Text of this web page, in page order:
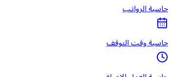
حاسبة الرواتب
حاسبة وقت التوقف